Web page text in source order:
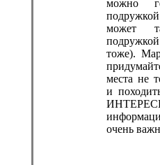
можно
может
тоже).
места не
и
очень